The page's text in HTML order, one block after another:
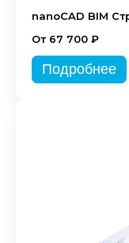
nanoCAD BIM
От 67 700 ₽
Подробнее